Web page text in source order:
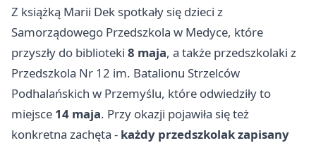
Z książką Marii Dek spotkały się dzieci z
Samorządowego Przedszkola w Medyce, które
przyszły do biblioteki 8 maja, a także przedszkolaki z
Przedszkola Nr 12 im. Batalionu Strzelców
Podhalańskich w Przemyślu, które odwiedziły to
miejsce 14 maja. Przy okazji pojawiła się też
konkretna zachęta - każdy przedszkolak zapisany